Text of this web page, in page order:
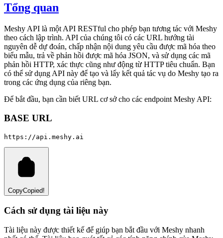
Tổng quan
Meshy API là một API RESTful cho phép bạn tương tác với Meshy
theo cách lập trình. API của chúng tôi có các URL hướng tài
nguyên dễ dự đoán, chấp nhận nội dung yêu cầu được mã hóa theo
biểu mẫu, trả về phản hồi được mã hóa JSON, và sử dụng các mã
phản hồi HTTP, xác thực cũng như động từ HTTP tiêu chuẩn. Bạn
có thể sử dụng API này để tạo và lấy kết quả tác vụ do Meshy tạo ra
trong các ứng dụng của riêng bạn.
Để bắt đầu, bạn cần biết URL cơ sở cho các endpoint Meshy API:
BASE URL
CopyCopied!
Cách sử dụng tài liệu này
Tài liệu này được thiết kế để giúp bạn bắt đầu với Meshy nhanh